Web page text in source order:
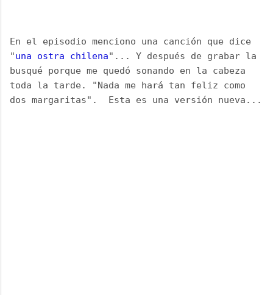
En el episodio menciono una canción que dice
"una ostra chilena"... Y después de grabar la
busqué porque me quedó sonando en la cabeza
toda la tarde. "Nada me hará tan feliz como
dos margaritas".  Esta es una versión nueva...